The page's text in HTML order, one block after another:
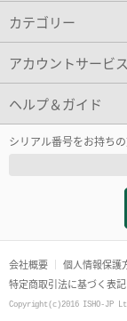
カテゴリー
アカウントサービス
ヘルプ＆ガイド
シリアル番号をお持ち
会社概要 個人情報保護
特定商取引法に基づく表記
Copyright(c)2016 ISHO-